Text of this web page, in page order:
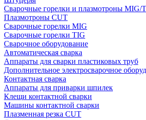
Сварочные горелки и плазмотроны MIG/
Плазмотроны CUT
Сварочные горелки MIG
Сварочные горелки TIG
Сварочное оборудование
Автоматическая сварка
Аппараты для сварки пластиковых труб
Дополнительное электросварочное
Контактная сварка
Аппараты для приварки шпилек
Клещи контактной сварки
Машины контактной сварки
Плазменная резка CUT